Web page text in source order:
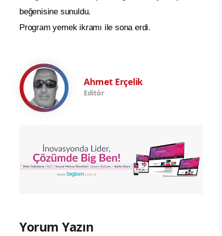
beğenisine sunuldu.
Program yemek ikramı ile sona erdi.
Ahmet Erçelik
Editör
Yorum Yazın